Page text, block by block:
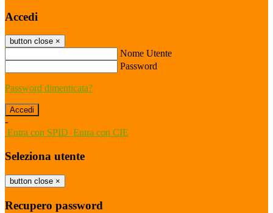
Accedi
button close ×
Nome Utente
Password
Password dimenticata?
-
Entra con SPID Entra con CIE
Seleziona utente
button close ×
Recupero password